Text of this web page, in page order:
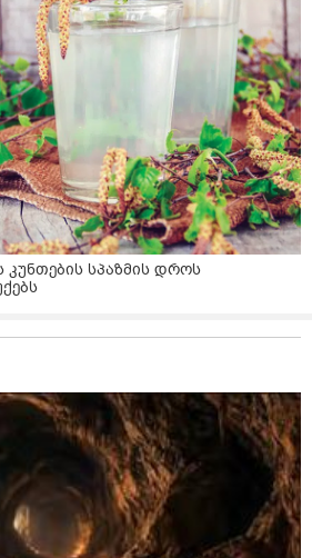
კუნთების სპაზმის დროს